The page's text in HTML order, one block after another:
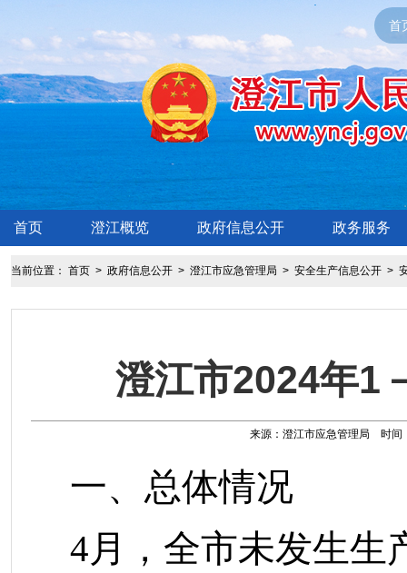
首
首页 澄江概览 政府信息公开 政务服务
当前位置： 首页> 政府信息公开> 澄江市应急管理局 > 安全生产信息公开>
澄江市2024年1
来源：澄江市应急管理局 时间
一、总体情况
4月 ， 全市未发生生